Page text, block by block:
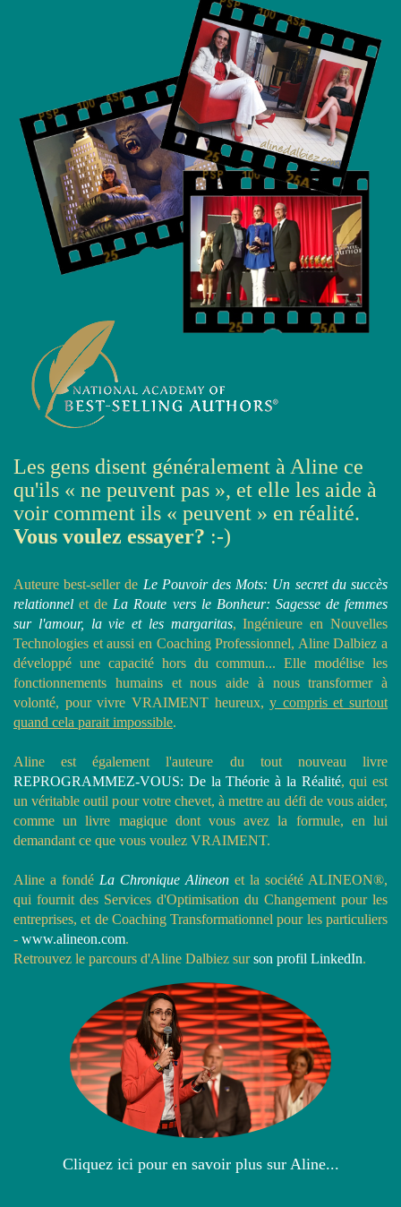
Les gens disent généralement à Aline ce
qu'ils « ne peuvent pas », et elle les aide à
voir comment ils « peuvent » en réalité.
Vous voulez essayer? :-)
Auteure best-seller de Le Pouvoir des Mots: Un secret du succès
relationnel et de La Route vers le Bonheur: Sagesse de femmes
sur l'amour, la vie et les margaritas, Ingénieure en Nouvelles
Technologies et aussi en Coaching Professionnel, Aline Dalbiez a
développé une capacité hors du commun... Elle modélise les
fonctionnements humains et nous aide à nous transformer à
volonté, pour vivre VRAIMENT heureux,y compris et surtout
quand cela parait impossible.
Aline est également l'auteure du tout nouveau livre
REPROGRAMMEZ-VOUS: De la Théorie à la Réalité, qui est
un véritable outil pour votre chevet, à mettre au défi de vous aider,
comme un livre magique dont vous avez la formule, en lui
demandant ce que vous voulez VRAIMENT.
Aline a fondé La Chronique Alineon et la société ALINEON®,
qui fournit des Services d'Optimisation du Changement pour les
entreprises, et de Coaching Transformationnel pour les particuliers
- www.alineon.com.
Retrouvez le parcours d'Aline Dalbiez surson profil LinkedIn.
Cliquez ici pour en savoir plus sur Aline...